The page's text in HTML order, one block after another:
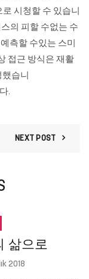
시청할 수 있습니
의 피할 수없는 수
측할 수있는 스미
접근 방식은 재활
습니
.
NEXT POST
삶으로
2018